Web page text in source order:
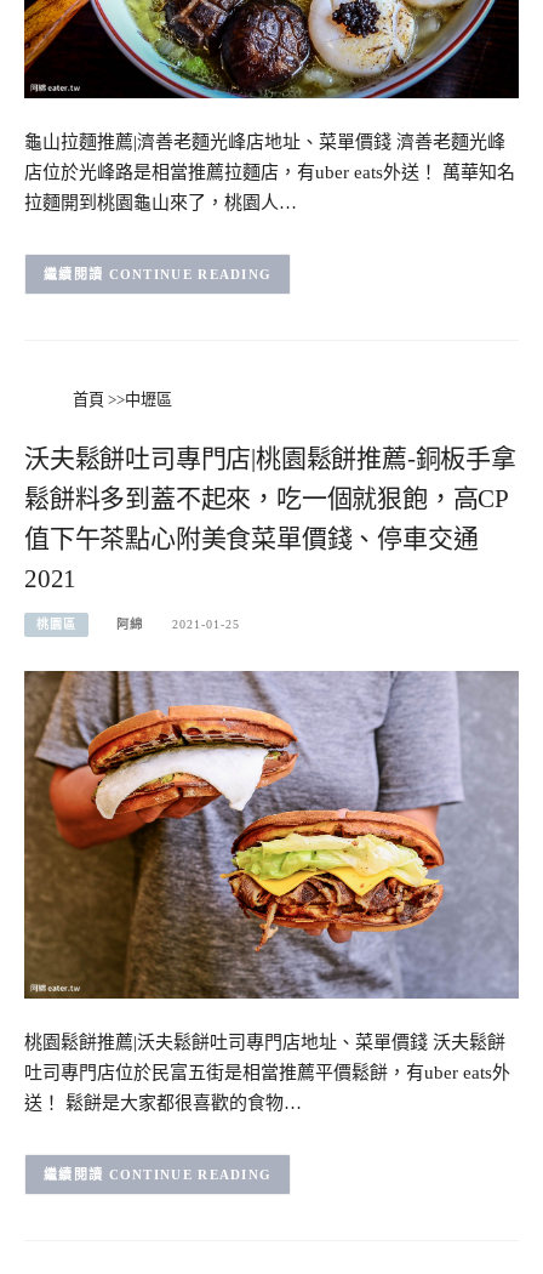
龜山拉麵推薦|濟善老麵光峰店地址、菜單價錢 濟善老麵光峰
店位於光峰路是相當推薦拉麵店，有uber eats外送！ 萬華知名
拉麵開到桃園龜山來了，桃園人…
CONTINUE READING
首頁 >>中壢區
沃夫鬆餅吐司專門店|桃園鬆餅推薦-銅板手拿
鬆餅料多到蓋不起來，吃一個就狠飽，高CP
值下午茶點心附美食菜單價錢、停車交通
2021
桃園區 阿綿 2021-01-25
桃園鬆餅推薦|沃夫鬆餅吐司專門店地址、菜單價錢 沃夫鬆餅
吐司專門店位於民富五街是相當推薦平價鬆餅，有uber eats外
送！ 鬆餅是大家都很喜歡的食物…
CONTINUE READING